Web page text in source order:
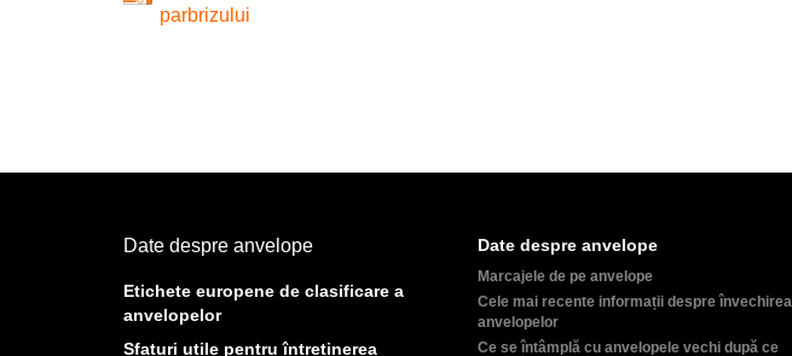
parbrizului
Date despre anvelope
Etichete europene de clasificare a
anvelopelor
Sfaturi utile pentru întreținerea
Date despre anvelope
Marcajele de pe anvelope
Cele mai recente informații despre învechirea
anvelopelor
Ce se întâmplă cu anvelopele vechi după ce